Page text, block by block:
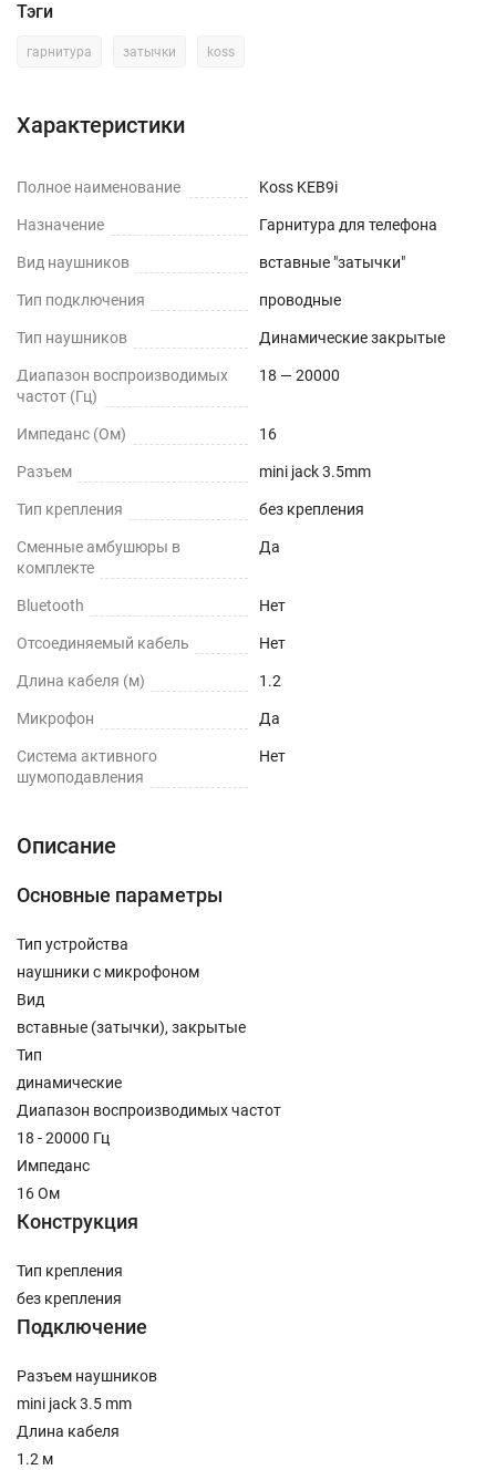
Тэги
гарнитура затычки koss
Характеристики
Полное наименование Koss KEB9i
Назначение Гарнитура для телефона
Вид наушников вставные "затычки"
Тип подключения проводные
Тип наушников Динамические закрытые
Диапазон воспроизводимых
частот (Гц)
18 — 20000
Импеданс (Ом) 16
Разъем mini jack 3.5mm
Тип крепления без крепления
Сменные амбушюры в
комплекте
Да
Bluetooth Нет
Отсоединяемый кабель Нет
Длина кабеля (м) 1.2
Микрофон Да
Cистема активного
шумоподавления
Нет
Описание
Основные параметры
Тип устройства
наушники с микрофоном
Вид
вставные (затычки), закрытые
Тип
динамические
Диапазон воспроизводимых частот
18 - 20000 Гц
Импеданс
16 Ом
Конструкция
Тип крепления
без крепления
Подключение
Разъем наушников
mini jack 3.5 mm
Длина кабеля
1.2 м